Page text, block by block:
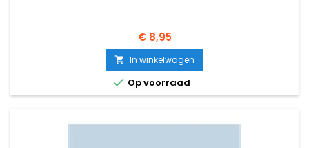
Prijs
€ 8,95
 In winkelwagen
 Op voorraad